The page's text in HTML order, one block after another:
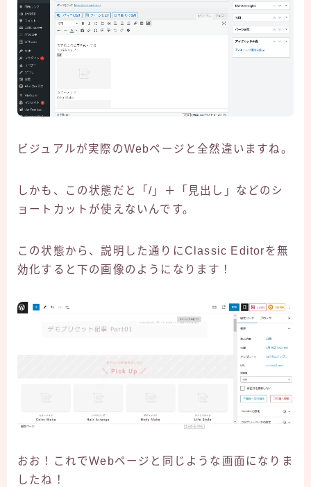
ビジュアルが実際のWebページと全然違いますね。
しかも、この状態だと「/」＋「見出し」などのシ
ョートカットが使えないんです。
この状態から、説明した通りにClassic Editorを無
効化すると下の画像のようになります！
おお！これでWebページと同じような画面になりま
したね！